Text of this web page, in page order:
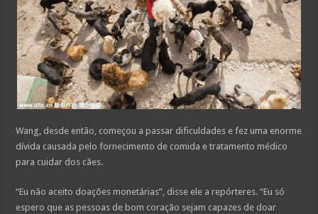
Wang, desde então, começou a passar dificuldades e fez uma enorme
dívida causada pelo fornecimento de comida e tratamento médico
para cuidar dos cães.
“Eu não aceito doações monetárias”, disse ele a repórteres. “Eu só
espero que as pessoas de bom coração sejam capazes de doar